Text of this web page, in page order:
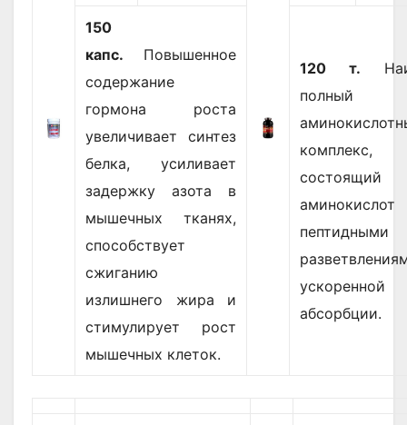
150
капс. Повышенное
содержание
гормона роста
увеличивает синтез
белка, усиливает
задержку азота в
мышечных тканях,
способствует
сжиганию
излишнего жира и
стимулирует рост
мышечных клеток.
120 т.
полный
комплекс,
пептидными
абсорбции.